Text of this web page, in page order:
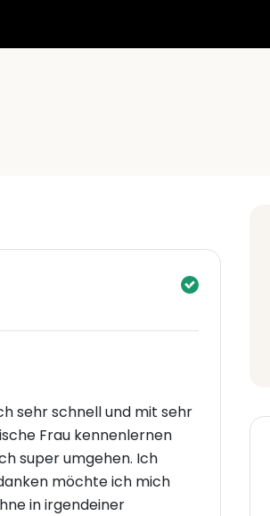
sehr schnell und mit sehr
Frau kennenlernen
super umgehen. Ich
möchte ich mich
in irgendeiner